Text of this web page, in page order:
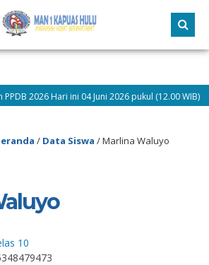
2026 Hari ini 04 Juni 2026 pukul (12.00 WIB)
Didik Baru dan Selamat Mengikuti Kegiatan
/ Data Siswa /Marlina Waluyo
10